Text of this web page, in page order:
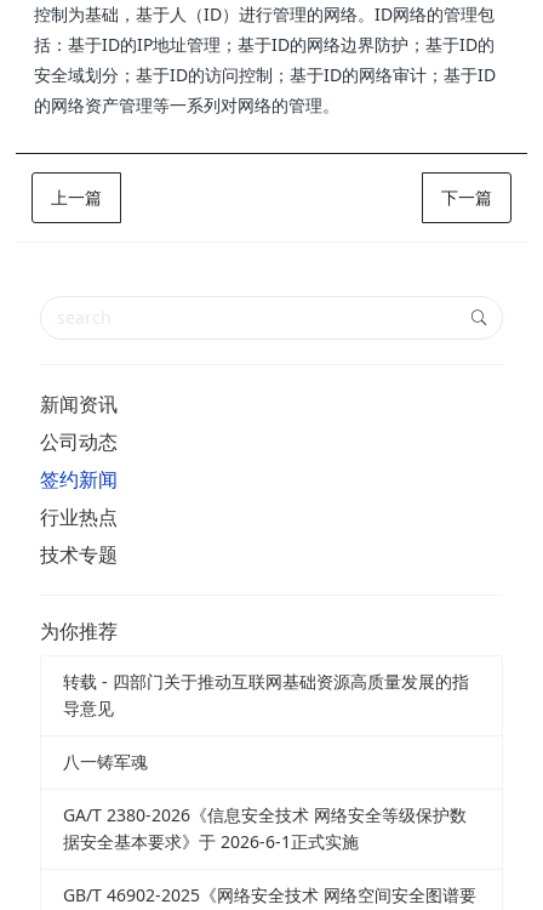
控制为基础，基于人（ID）进行管理的网络。ID网络的管理包
括：基于ID的IP地址管理；基于ID的网络边界防护；基于ID的
安全域划分；基于ID的访问控制；基于ID的网络审计；基于ID
的网络资产管理等一系列对网络的管理。
上一篇 下一篇
新闻资讯
公司动态
签约新闻
行业热点
技术专题
为你推荐
转载 - 四部门关于推动互联网基础资源高质量发展的指
导意见
八一铸军魂
GA/T 2380-2026《信息安全技术 网络安全等级保护数
据安全基本要求》于 2026-6-1正式实施
GB/T 46902-2025《网络安全技术 网络空间安全图谱要